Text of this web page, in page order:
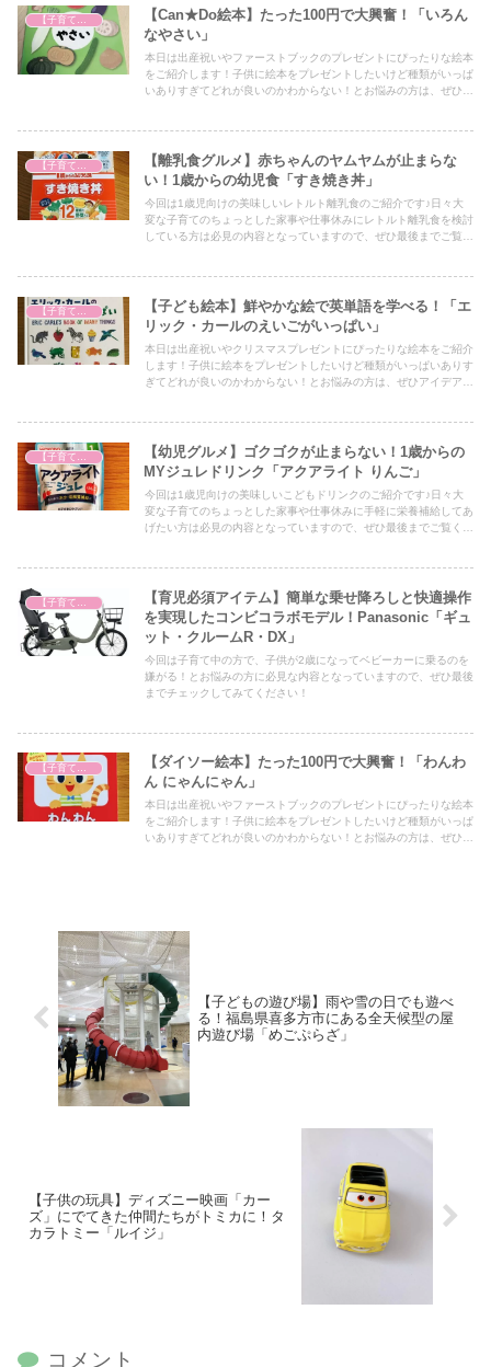
【子育て奮闘記】
【Can★Do絵本】たった100円で大興奮！「いろん
なやさい」
本日は出産祝いやファーストブックのプレゼントにぴったりな絵本
をご紹介します！子供に絵本をプレゼントしたいけど種類がいっぱ
いありすぎてどれが良いのかわからない！とお悩みの方は、ぜひア
【離乳食グルメ】赤ちゃんのヤムヤムが止まらな
い！1歳からの幼児食「すき焼き丼」
今回は1歳児向けの美味しいレトルト離乳食のご紹介です♪日々大
変な子育てのちょっとした家事や仕事休みにレトルト離乳食を検討
している方は必見の内容となっていますので、ぜひ最後までご覧く
【子ども絵本】鮮やかな絵で英単語を学べる！「エ
リック・カールのえいごがいっぱい」
本日は出産祝いやクリスマスプレゼントにぴったりな絵本をご紹介
します！子供に絵本をプレゼントしたいけど種類がいっぱいありす
ぎてどれが良いのかわからない！とお悩みの方は、ぜひアイデアの
【幼児グルメ】ゴクゴクが止まらない！1歳からの
MYジュレドリンク「アクアライト りんご」
今回は1歳児向けの美味しいこどもドリンクのご紹介です♪日々大
変な子育てのちょっとした家事や仕事休みに手軽に栄養補給してあ
げたい方は必見の内容となっていますので、ぜひ最後までご覧くだ
【育児必須アイテム】簡単な乗せ降ろしと快適操作
を実現したコンビコラボモデル！Panasonic「ギュ
ット・クルームR・DX」
今回は子育て中の方で、子供が2歳になってベビーカーに乗るのを
嫌がる！とお悩みの方に必見な内容となっていますので、ぜひ最後
までチェックしてみてください！
【ダイソー絵本】たった100円で大興奮！「わんわ
ん にゃんにゃん」
本日は出産祝いやファーストブックのプレゼントにぴったりな絵本
をご紹介します！子供に絵本をプレゼントしたいけど種類がいっぱ
いありすぎてどれが良いのかわからない！とお悩みの方は、ぜひア
【子どもの遊び場】雨や雪の日でも遊べ
る！福島県喜多方市にある全天候型の屋
内遊び場「めごぷらざ」
【子供の玩具】ディズニー映画「カー
ズ」にでてきた仲間たちがトミカに！タ
カラトミー「ルイジ」
コメント